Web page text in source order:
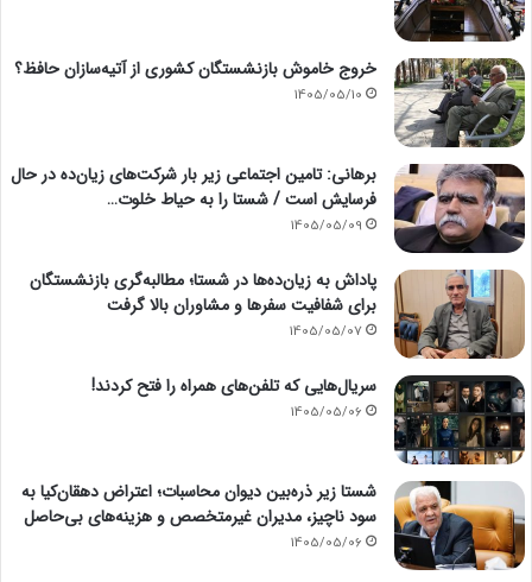
خروج خاموش بازنشستگان کشوری از آتیه‌سازان حافظ؟
1405/05/10
برهانی: تامین اجتماعی زیر بار شرکت‌های زیان‌ده در حال
فرسایش است / شستا را به حیاط خلوت…
1405/05/09
پاداش به زیان‌ده‌ها در شستا؛ مطالبه‌گری بازنشستگان
برای شفافیت سفرها و مشاوران بالا گرفت
1405/05/07
سریال‌هایی که تلفن‌های همراه را فتح کردند!
1405/05/06
شستا زیر ذره‌بین دیوان محاسبات؛ اعتراض دهقان‌کیا به
سود ناچیز، مدیران غیرمتخصص و هزینه‌های بی‌حاصل
1405/05/06